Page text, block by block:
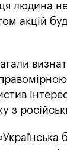
людина
акцій
з